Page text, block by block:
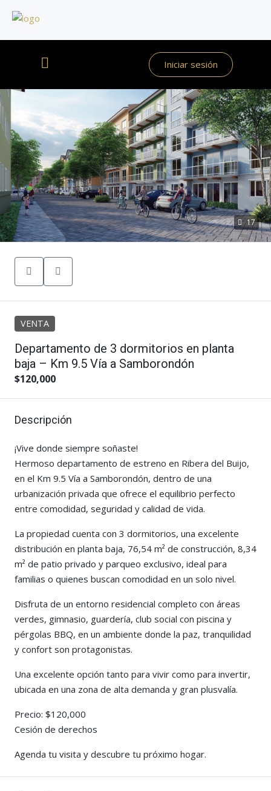
Iniciar sesión
17
VENTA
Departamento de 3 dormitorios en planta
baja – Km 9.5 Vía a Samborondón
$120,000
Descripción
¡Vive donde siempre soñaste!
Hermoso departamento de estreno en Ribera del Buijo,
en el Km 9.5 Vía a Samborondón, dentro de una
urbanización privada que ofrece el equilibrio perfecto
entre comodidad, seguridad y calidad de vida.
La propiedad cuenta con 3 dormitorios, una excelente
distribución en planta baja, 76,54 m² de construcción, 8,34
m² de patio privado y parqueo exclusivo, ideal para
familias o quienes buscan comodidad en un solo nivel.
Disfruta de un entorno residencial completo con áreas
verdes, gimnasio, guardería, club social con piscina y
pérgolas BBQ, en un ambiente donde la paz, tranquilidad
y confort son protagonistas.
Una excelente opción tanto para vivir como para invertir,
ubicada en una zona de alta demanda y gran plusvalía.
Precio: $120,000
Cesión de derechos
Agenda tu visita y descubre tu próximo hogar.